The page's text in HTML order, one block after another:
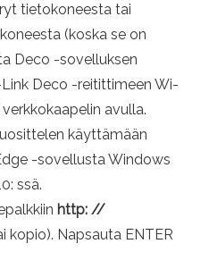
tietokoneesta tai
(koska se on
Deco -sovelluksen
Deco -reitittimeen Wi-
avulla.
käyttämään
-sovellusta Windows
ssä.
http: //
kopio). Napsauta ENTER